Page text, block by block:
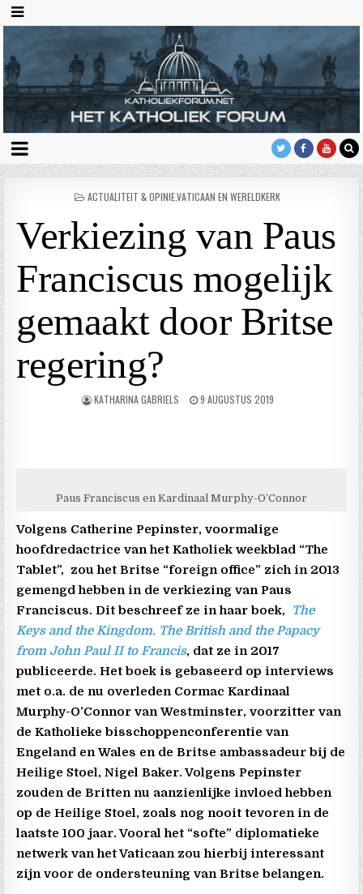
GEPLAATST
ACTUALITEIT & OPINIEVATICAAN EN WERELDKERK
Verkiezing van Paus
Franciscus mogelijk
gemaakt door Britse
regering?
KATHARINA GABRIELS 9 AUGUSTUS 2019
Paus Franciscus en Kardinaal Murphy-O’Connor
Volgens Catherine Pepinster, voormalige
hoofdredactrice van het Katholiek weekblad “The
Tablet”, zou het Britse “foreign office” zich in 2013
gemengd hebben in de verkiezing van Paus
Franciscus. Dit beschreef ze in haar boek,
The
Keys and the Kingdom. The British and the Papacy
from John Paul II to Francis, dat ze in 2017
publiceerde. Het boek is gebaseerd op interviews
met o.a. de nu overleden Cormac Kardinaal
Murphy-O’Connor van Westminster, voorzitter van
de Katholieke bisschoppenconferentie van
Engeland en Wales en de Britse ambassadeur bij de
Heilige Stoel, Nigel Baker. Volgens Pepinster
zouden de Britten nu aanzienlijke invloed hebben
op de Heilige Stoel, zoals nog nooit tevoren in de
laatste 100 jaar. Vooral het “softe” diplomatieke
netwerk van het Vaticaan zou hierbij interessant
zijn voor de ondersteuning van Britse belangen.